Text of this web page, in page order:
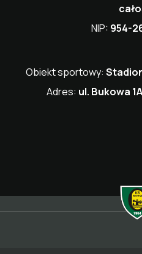
NIP: 954-
Obiekt sportowy:
Adres: ul. Bukowa